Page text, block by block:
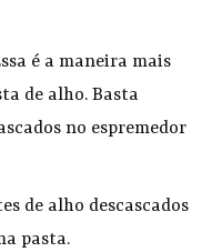
é a maneira mais
de alho. Basta
no espremedor
de alho descascados
pasta.